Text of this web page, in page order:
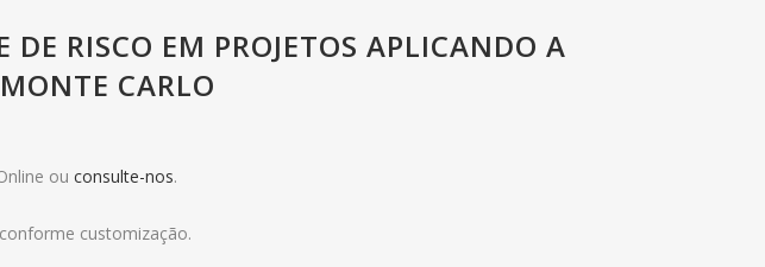
DE RISCO EM PROJETOS APLICANDO A
CARLO
ou consulte-nos.
customização.